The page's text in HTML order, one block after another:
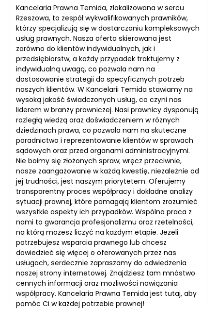
Kancelaria Prawna Temida, zlokalizowana w sercu
Rzeszowa, to zespół wykwalifikowanych prawników,
którzy specjalizują się w dostarczaniu kompleksowych
usług prawnych. Nasza oferta skierowana jest
zarówno do klientów indywidualnych, jak i
przedsiębiorstw, a każdy przypadek traktujemy z
indywidualną uwagą, co pozwala nam na
dostosowanie strategii do specyficznych potrzeb
naszych klientów. W Kancelarii Temida stawiamy na
wysoką jakość świadczonych usług, co czyni nas
liderem w branży prawniczej. Nasi prawnicy dysponują
rozległą wiedzą oraz doświadczeniem w różnych
dziedzinach prawa, co pozwala nam na skuteczne
poradnictwo i reprezentowanie klientów w sprawach
sądowych oraz przed organami administracyjnymi.
Nie boimy się złożonych spraw; wręcz przeciwnie,
nasze zaangażowanie w każdą kwestię, niezależnie od
jej trudności, jest naszym priorytetem. Oferujemy
transparentny proces współpracy i dokładne analizy
sytuacji prawnej, które pomagają klientom zrozumieć
wszystkie aspekty ich przypadków. Wspólna praca z
nami to gwarancja profesjonalizmu oraz rzetelności,
na którą możesz liczyć na każdym etapie. Jeżeli
potrzebujesz wsparcia prawnego lub chcesz
dowiedzieć się więcej o oferowanych przez nas
usługach, serdecznie zapraszamy do odwiedzenia
naszej strony internetowej. Znajdziesz tam mnóstwo
cennych informacji oraz możliwości nawiązania
współpracy. Kancelaria Prawna Temida jest tutaj, aby
pomóc Ci w każdej potrzebie prawnej!